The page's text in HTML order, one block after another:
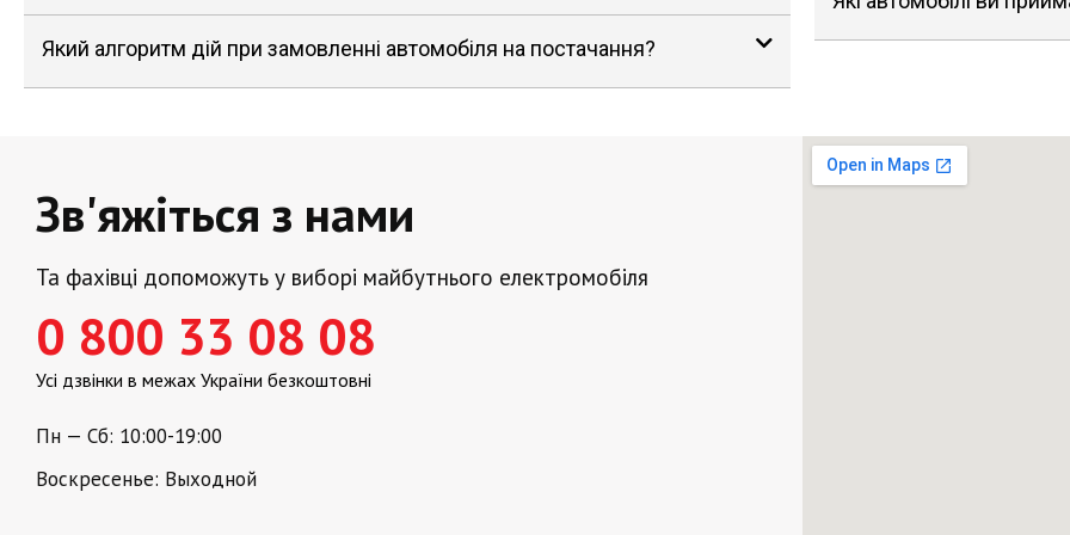
Який алгоритм дій при замовленні автомобіля на постачання?
Зв'яжіться з нами
Та фахівці допоможуть у виборі майбутнього електромобіля
0 800 33 08 08
Усі дзвінки в межах України безкоштовні
Пн — Сб: 10:00-19:00
Воскресенье: Выходной